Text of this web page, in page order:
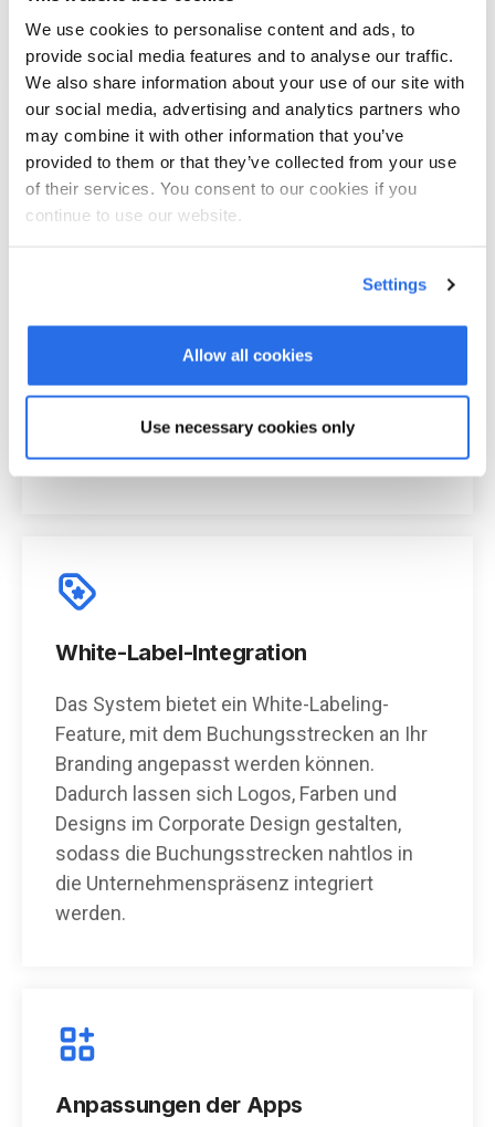
We use cookies to personalise content and ads, to
provide social media features and to analyse our traffic.
We also share information about your use of our site with
our social media, advertising and analytics partners who
may combine it with other information that you’ve
provided to them or that they’ve collected from your use
of their services. You consent to our cookies if you
continue to use our website.
Settings
Allow all cookies
Use necessary cookies only
schnell und effizient in bestehende
Software zu integrieren und zu verbinden.
CMS Plugins
Für CMS werden Out-of-the-Box-Plugins
Set-up-Prozess kann darüber durchgeführt
und das Buchungsmodul anschließend auf
der Webseite installiert werden.
White-Label-Integration
Das System bietet ein White-Labeling-
Feature, mit dem Buchungsstrecken an Ihr
Branding angepasst werden können.
Dadurch lassen sich Logos, Farben und
Designs im Corporate Design gestalten,
sodass die Buchungsstrecken nahtlos in
die Unternehmenspräsenz integriert
werden.
Anpassungen der Apps